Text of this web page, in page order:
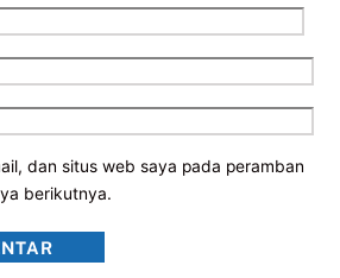
dan situs web saya pada peramban
berikutnya.